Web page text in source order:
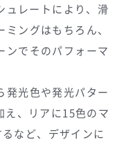
ュレートにより、滑
ングはもちろん、
ンでそのパフォーマ
発光色や発光パター
え、リアに15色のマ
など、デザインに